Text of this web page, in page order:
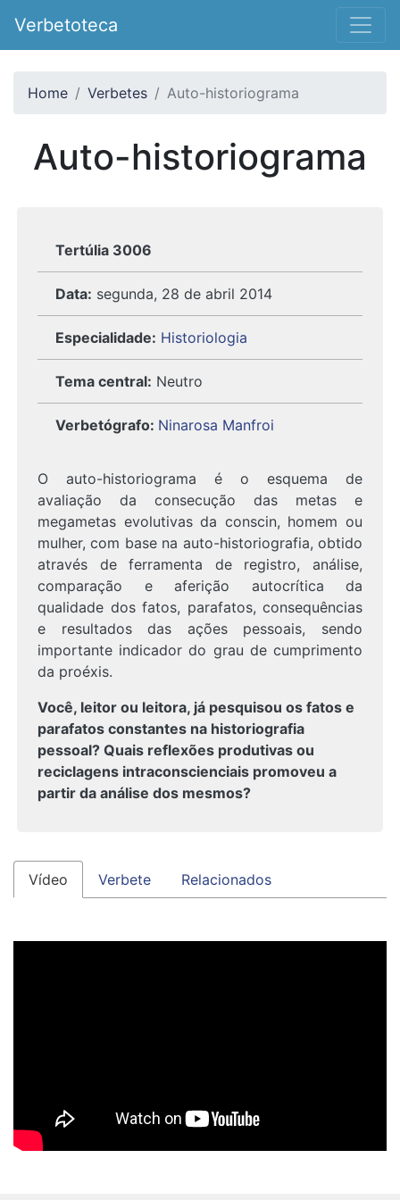
Verbetoteca
Home Verbetes Auto-historiograma
Auto-historiograma
Tertúlia 3006
Data: segunda, 28 de abril 2014
Especialidade: Historiologia
Tema central: Neutro
Verbetógrafo: Ninarosa Manfroi
O auto-historiograma é o esquema de
avaliação da consecução das metas e
megametas evolutivas da conscin, homem ou
mulher, com base na auto-historiografia, obtido
através de ferramenta de registro, análise,
comparação e aferição autocrítica da
qualidade dos fatos, parafatos, consequências
e resultados das ações pessoais, sendo
importante indicador do grau de cumprimento
da proéxis.
Você, leitor ou leitora, já pesquisou os fatos e
parafatos constantes na historiografia
pessoal? Quais reflexões produtivas ou
reciclagens intraconscienciais promoveu a
partir da análise dos mesmos?
Vídeo Verbete Relacionados